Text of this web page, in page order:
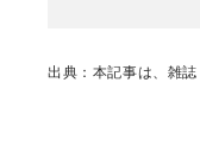
出典：本記事は、雑